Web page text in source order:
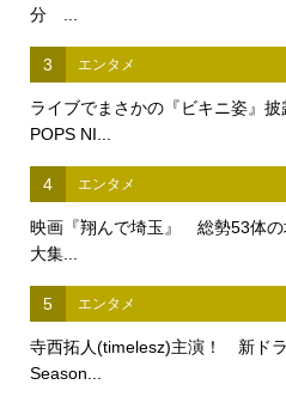
分 ...
3 エンタメ
ライブでまさかの『ビキニ姿』
POPS NI...
4 エンタメ
映画『翔んで埼玉』 総勢53体の
大集...
5 エンタメ
寺西拓人(timelesz)主演！ 新ド
Season...